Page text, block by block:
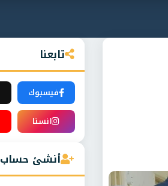
تابعنا
فيسبوك
انستا
أنشئ حساب